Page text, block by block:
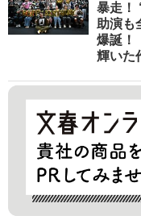
暴走！
助演も
爆誕！
輝いた